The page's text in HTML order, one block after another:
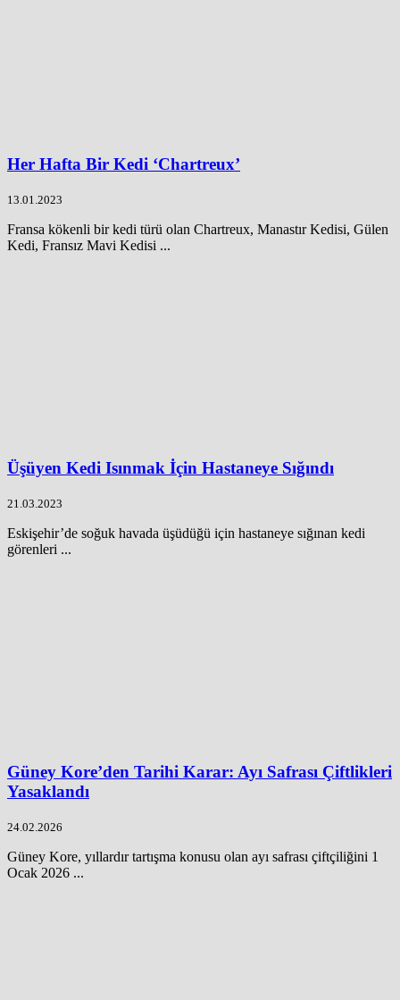
Her Hafta Bir Kedi ‘Chartreux’
13.01.2023
Fransa kökenli bir kedi türü olan Chartreux, Manastır Kedisi, Gülen
Kedi, Fransız Mavi Kedisi ...
Üşüyen Kedi Isınmak İçin Hastaneye Sığındı
21.03.2023
Eskişehir’de soğuk havada üşüdüğü için hastaneye sığınan kedi
görenleri ...
Güney Kore’den Tarihi Karar: Ayı Safrası Çiftlikleri
Yasaklandı
24.02.2026
Güney Kore, yıllardır tartışma konusu olan ayı safrası çiftçiliğini 1
Ocak 2026 ...